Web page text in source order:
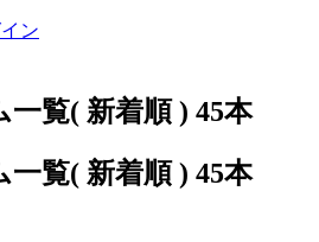
一覧( 新着順 ) 45本
一覧( 新着順 ) 45本